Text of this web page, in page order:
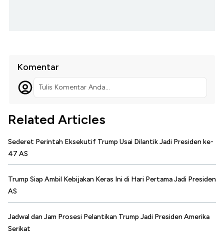
Komentar
Tulis Komentar Anda...
Related Articles
Sederet Perintah Eksekutif Trump Usai Dilantik Jadi Presiden ke-
47 AS
Trump Siap Ambil Kebijakan Keras Ini di Hari Pertama Jadi Presiden
AS
Jadwal dan Jam Prosesi Pelantikan Trump Jadi Presiden Amerika
Serikat